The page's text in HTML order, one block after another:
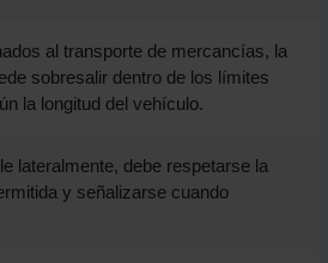
al transporte de mercancías, la
sobresalir dentro de los límites
la longitud del vehículo.
lateralmente, debe respetarse la
y señalizarse cuando